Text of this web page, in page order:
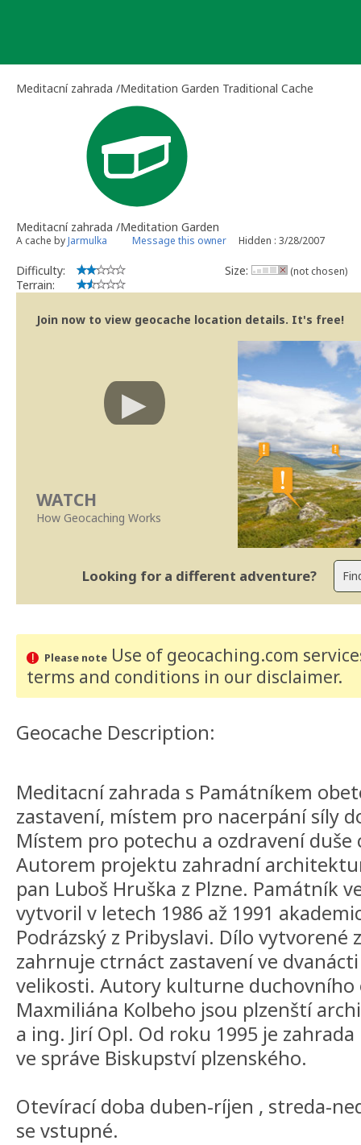
Meditacní zahrada /Meditation Garden Traditional Cache
Meditacní zahrada /Meditation Garden
A cache byJarmulka Message this owner Hidden : 3/28/2007
Difficulty:
Terrain:
Size: (not chosen)
Join now to view geocache location details. It's free!
WATCH
How Geocaching Works
Looking for a different adventure?
Please noteUse of geocaching.com
terms and conditions in our disclaimer.
Geocache Description:
Meditacní zahrada s Památníkem
zastavení, místem pro nacerpání síly
Místem pro potechu a ozdravení duše
Autorem projektu zahradní
pan Luboš Hruška z Plzne. Památník
vytvoril v letech 1986 až 1991
Podrázský z Pribyslavi. Dílo vytvorené
zahrnuje ctrnáct zastavení ve
velikosti. Autory kulturne duchovního
Maxmiliána Kolbeho jsou plzenští
a ing. Jirí Opl. Od roku 1995 je zahrada
ve správe Biskupství plzenského.
Otevírací doba duben-ríjen , streda-
se vstupné.